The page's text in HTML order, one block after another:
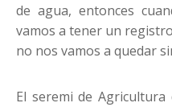
de agua, entonces
vamos a tener un
no nos vamos a quedar
El seremi de Agricultura